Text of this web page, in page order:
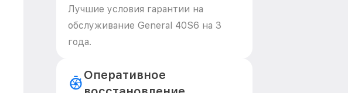
Лучшие условия гарантии на
обслуживание General 40S6 на 3
года.
Оперативное